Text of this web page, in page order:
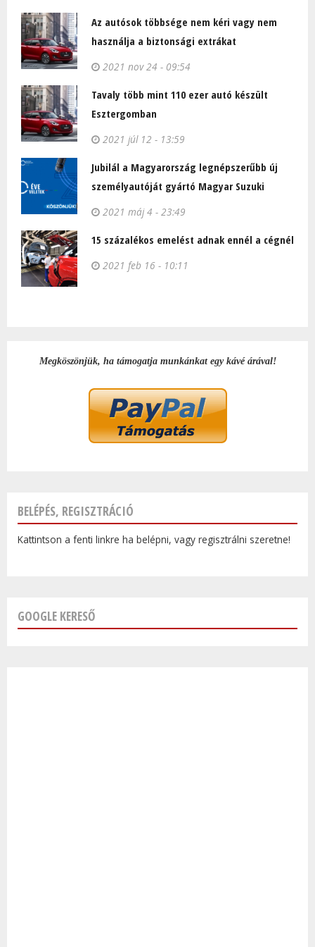
Az autósok többsége nem kéri vagy nem
használja a biztonsági extrákat
2021 nov 24 - 09:54
Tavaly több mint 110 ezer autó készült
Esztergomban
2021 júl 12 - 13:59
Jubilál a Magyarország legnépszerűbb új
személyautóját gyártó Magyar Suzuki
2021 máj 4 - 23:49
15 százalékos emelést adnak ennél a cégnél
2021 feb 16 - 10:11
Megköszönjük, ha támogatja munkánkat egy kávé árával!
BELÉPÉS, REGISZTRÁCIÓ
Kattintson a fenti linkre ha belépni, vagy regisztrálni szeretne!
GOOGLE KERESŐ